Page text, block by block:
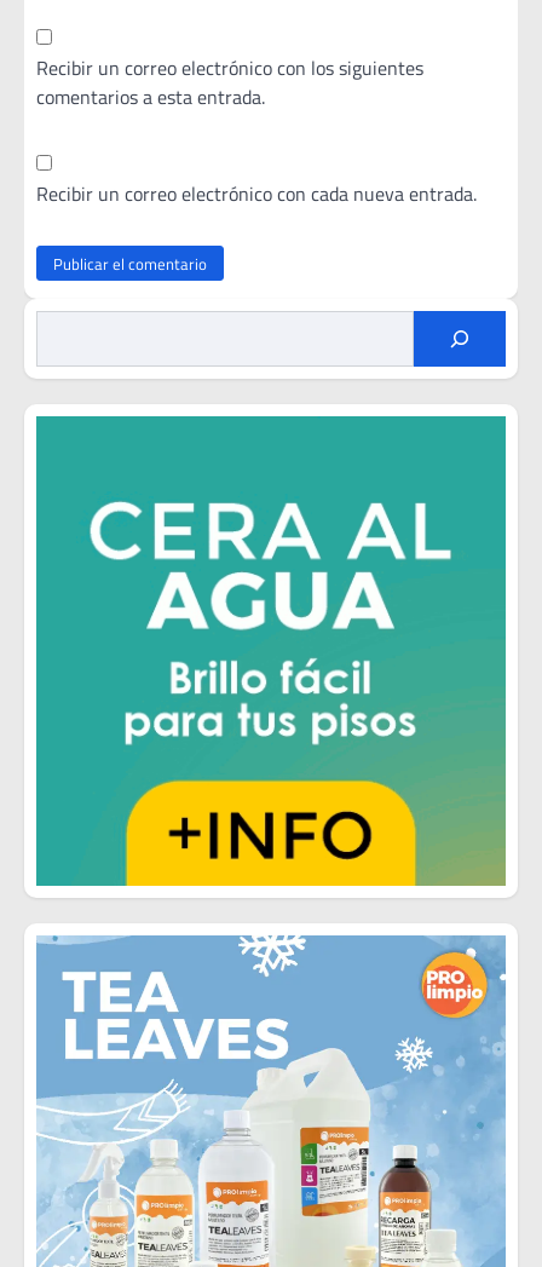
Recibir un correo electrónico con los siguientes
comentarios a esta entrada.
Recibir un correo electrónico con cada nueva entrada.